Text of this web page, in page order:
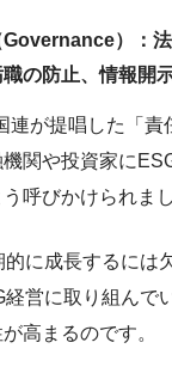
Governance）：
の防止、情報開
連が提唱した「責
関や投資家に
呼びかけられまし
的に成長するには
経営に取り組んで
高まるのです。